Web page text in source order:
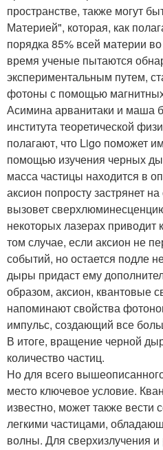
пространстве, также могут
Материей", которая, как
порядка 85% всей материи
время ученые пытаются
экспериментальным путем,
фотоны с помощью
Асимина арванитаки и маша
института теоретической
полагают, что Ligo поможет
помощью изучения черных
масса частицы находится в
аксион попросту застрянет
вызовет
некоторых лазерах
том случае, если аксион не
событий, но остается подле
дыры придаст ему
образом, аксион, квантовые
напоминают свойства
импульс, создающий все
В итоге, вращение черной
количество частиц.
Но для всего
место ключевое условие.
известно, может также вести
легкими частицами,
волны. Для сверхизлучения